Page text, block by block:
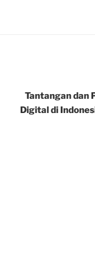
Tantangan dan
Digital di